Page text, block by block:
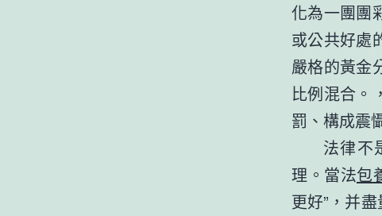
化為一團團
或公共好處
嚴格的黃金
比例混合。
罰、構成震
法律不
理。當法包
更好”，并